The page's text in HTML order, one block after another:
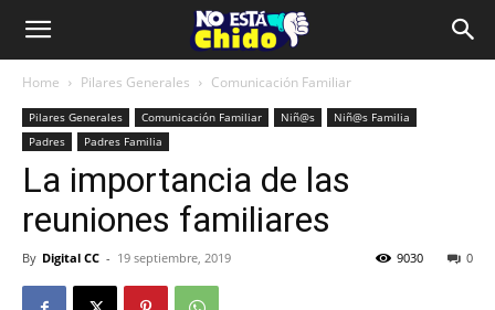
Home Pilares Generales Comunicación Familiar
Pilares Generales Comunicación Familiar Niñ@s
Niñ@s Familia
Padres
Padres Familia
La importancia de las
reuniones familiares
By Digital CC - 19 septiembre, 2019 0
9030